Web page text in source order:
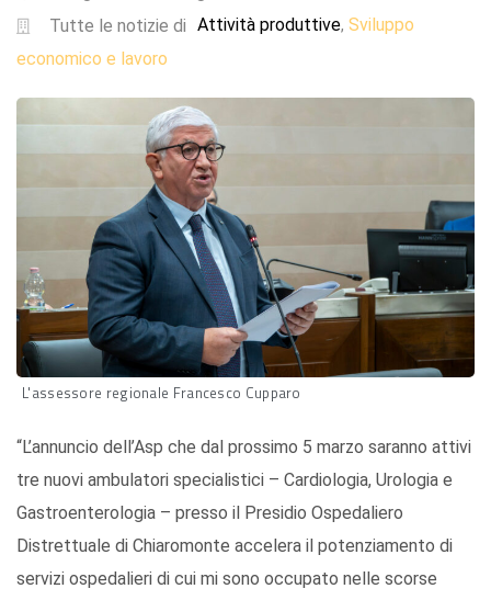
Tutte le notizie di Attività produttive, Sviluppo
economico e lavoro
L'assessore regionale Francesco Cupparo
“L’annuncio dell’Asp che dal prossimo 5 marzo saranno attivi
tre nuovi ambulatori specialistici – Cardiologia, Urologia e
Gastroenterologia – presso il Presidio Ospedaliero
Distrettuale di Chiaromonte accelera il potenziamento di
servizi ospedalieri di cui mi sono occupato nelle scorse